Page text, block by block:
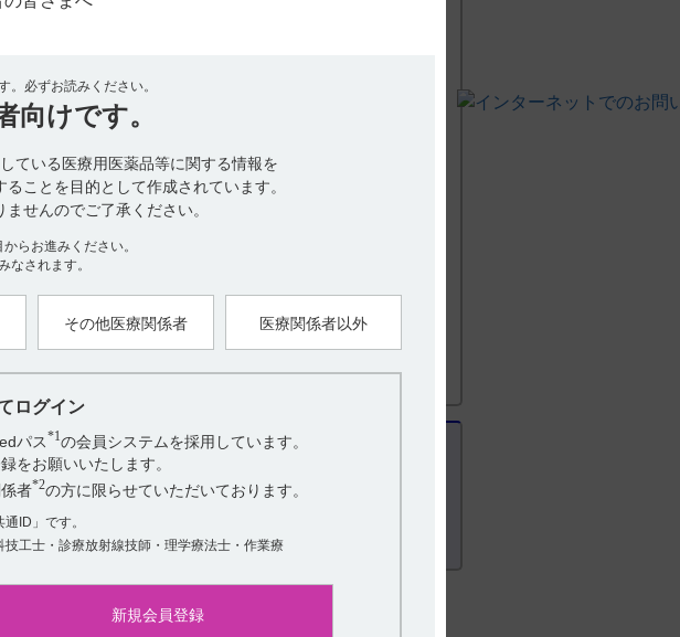
。 必ずお読みください。
向けです。
ている医療用医薬品等に関する情報を
ことを目的として作成されています。
せんのでご了承ください。
らお進みください。
なされます。
その他医療関係者 医療関係者以外
ログイン
パス*1 の会員システムを採用しています。
をお願いいたします。
者*2の方に限らせていただいております。
ID」です。
工士・診療放射線技師・理学療法士・作業療
新規会員登録
ージにリンクします）
点は、hhcホットライン（0120-419-497）までお問い合わせ下さ
さい